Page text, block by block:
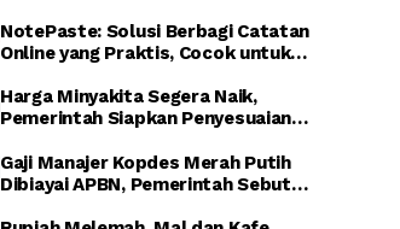
NotePaste: Solusi Berbagi Catatan
Online yang Praktis, Cocok untuk
Harga Minyakita Segera Naik,
Pemerintah Siapkan Penyesuaian
Gaji Manajer Kopdes Merah Putih
Dibiayai APBN, Pemerintah Sebut